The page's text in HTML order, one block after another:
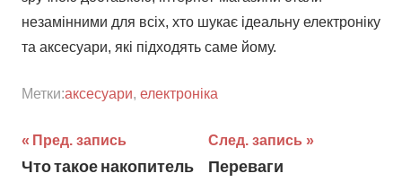
незамінними для всіх, хто шукає ідеальну електроніку
та аксесуари, які підходять саме йому.
Метки:аксесуари, електроніка
Навигация
Пред. запись
Что такое накопитель
След. запись
Переваги